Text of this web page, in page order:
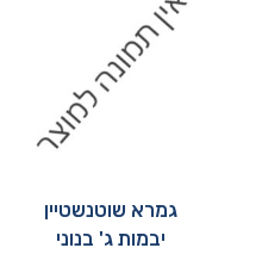
גמרא שוטנשטיין
יבמות ג' בנוני